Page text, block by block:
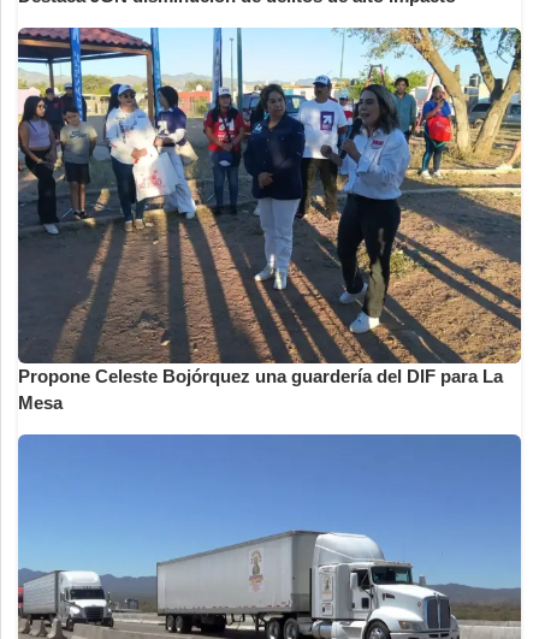
Propone Celeste Bojórquez una guardería del DIF para La
Mesa